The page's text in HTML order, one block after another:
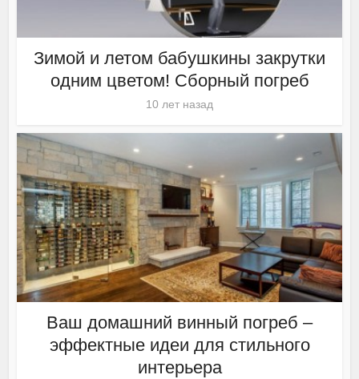
Зимой и летом бабушкины закрутки
одним цветом! Сборный погреб
10 лет назад
Ваш домашний винный погреб –
эффектные идеи для стильного
интерьера